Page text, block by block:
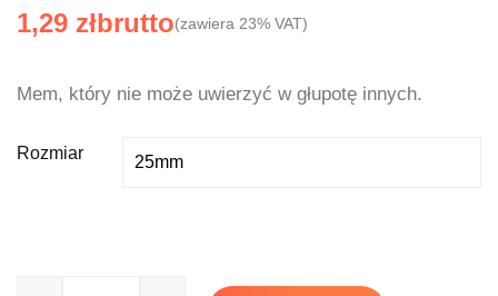
1,29 zł (zawiera 23% VAT)
Mem, który nie może uwierzyć w głupotę innych.
Rozmiar